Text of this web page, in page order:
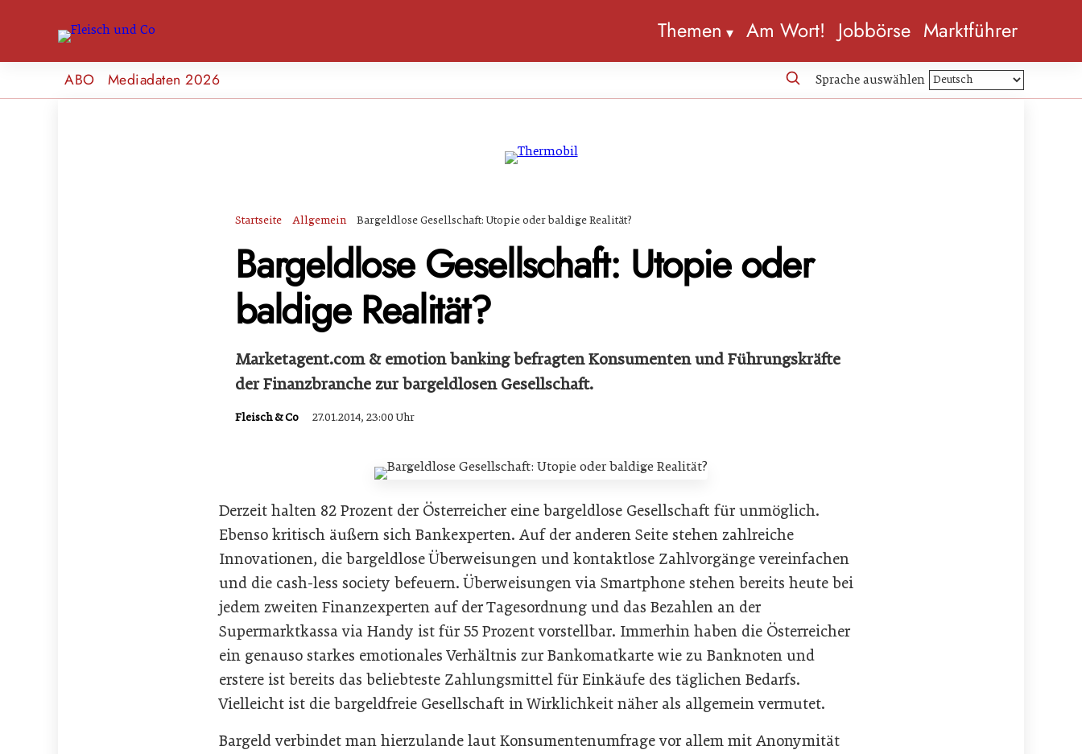
Themen Am Wort! Jobbörse Marktführer
ABO Mediadaten 2026 Sprache auswählen
Startseite Allgemein Bargeldlose Gesellschaft: Utopie oder baldige Realität?
Bargeldlose Gesellschaft: Utopie oder
baldige Realität?
Marketagent.com & emotion banking befragten Konsumenten und Führungskräfte
der Finanzbranche zur bargeldlosen Gesellschaft.
Fleisch & Co 27.01.2014, 23:00 Uhr
Derzeit halten 82 Prozent der Österreicher eine bargeldlose Gesellschaft für unmöglich.
Ebenso kritisch äußern sich Bankexperten. Auf der anderen Seite stehen zahlreiche
Innovationen, die bargeldlose Überweisungen und kontaktlose Zahlvorgänge vereinfachen
und die cash-less society befeuern. Überweisungen via Smartphone stehen bereits heute bei
jedem zweiten Finanzexperten auf der Tagesordnung und das Bezahlen an der
Supermarktkassa via Handy ist für 55 Prozent vorstellbar. Immerhin haben die Österreicher
ein genauso starkes emotionales Verhältnis zur Bankomatkarte wie zu Banknoten und
erstere ist bereits das beliebteste Zahlungsmittel für Einkäufe des täglichen Bedarfs.
Vielleicht ist die bargeldfreie Gesellschaft in Wirklichkeit näher als allgemein vermutet.
Bargeld verbindet man hierzulande laut Konsumentenumfrage vor allem mit Anonymität